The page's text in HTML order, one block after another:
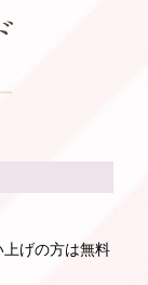
げの方は無料